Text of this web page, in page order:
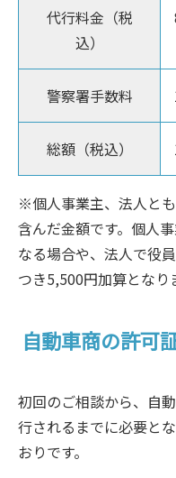
代行料金（税
込）
警察署手数料
総額（税込）
※個人事業主、法人と
含んだ金額です。個人
なる場合や、法人で役
つき5,500円加算となり
自動車商の許可
初回のご相談から、自
行されるまでに必要と
おりです。